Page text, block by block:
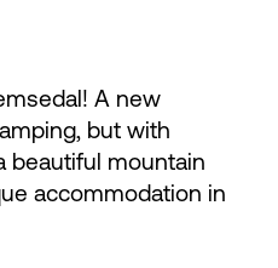
A new
but with
beautiful mountain
accommodation in